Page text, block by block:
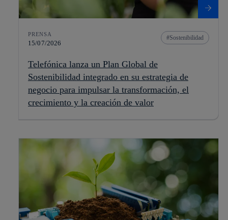
PRENSA
15/07/2026
Sostenibilidad
Telefónica lanza un Plan Global de
Sostenibilidad integrado en su estrategia de
negocio para impulsar la transformación, el
crecimiento y la creación de valor